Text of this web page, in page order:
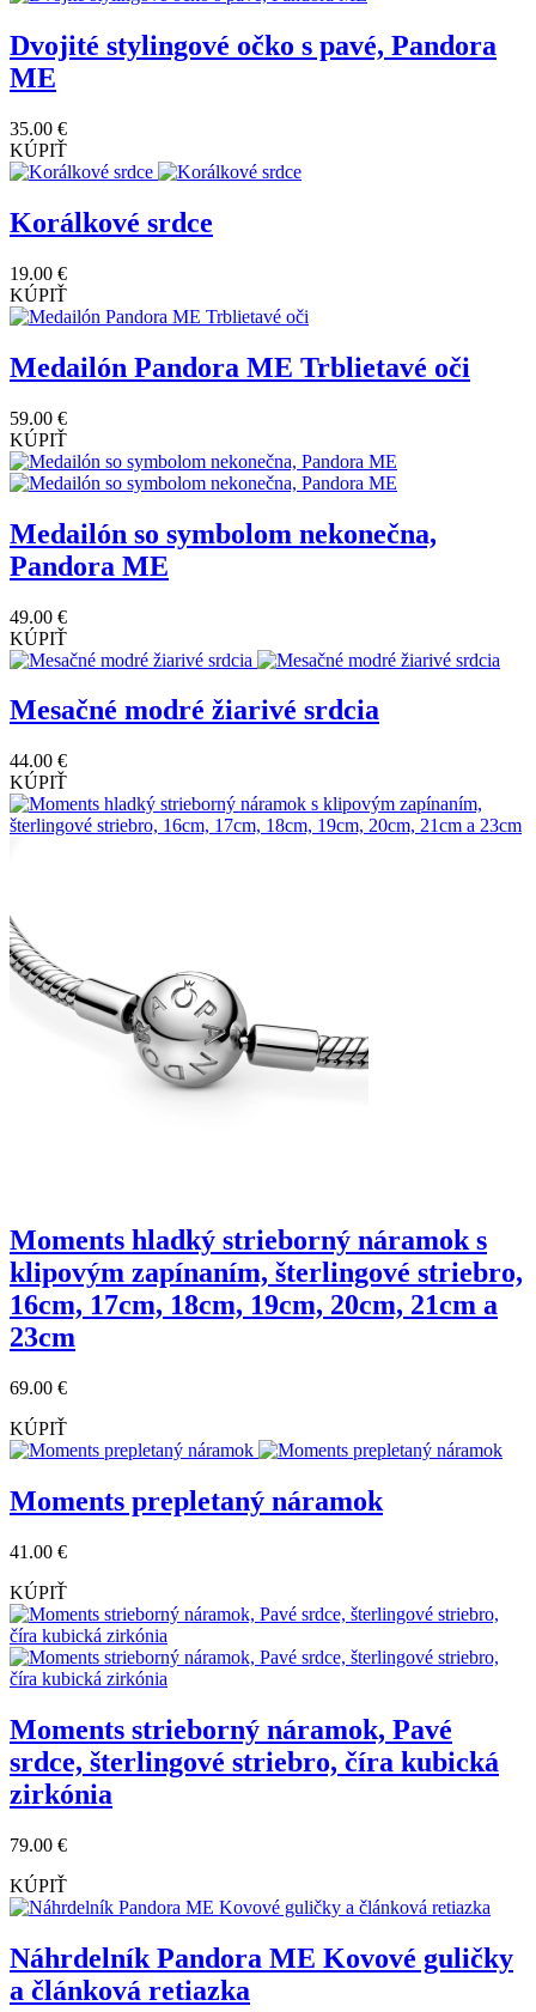
Dvojité stylingové očko s pavé, Pandora
ME
35.00 €
KÚPIŤ
Korálkové srdce
19.00 €
KÚPIŤ
Medailón Pandora ME Trblietavé oči
59.00 €
KÚPIŤ
Medailón so symbolom nekonečna,
Pandora ME
49.00 €
KÚPIŤ
Mesačné modré žiarivé srdcia
44.00 €
KÚPIŤ
Moments hladký strieborný náramok s
klipovým zapínaním, šterlingové striebro,
16cm, 17cm, 18cm, 19cm, 20cm, 21cm a
23cm
69.00 €
KÚPIŤ
Moments prepletaný náramok
41.00 €
KÚPIŤ
Moments strieborný náramok, Pavé
srdce, šterlingové striebro, číra kubická
zirkónia
79.00 €
KÚPIŤ
Náhrdelník Pandora ME Kovové guličky
a článková retiazka